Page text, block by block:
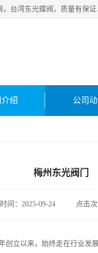
台湾东光阀门厂主
绍 公司
梅州东光阀门
时间：2025-09-24 点击
创立以来，始终走在行业发展